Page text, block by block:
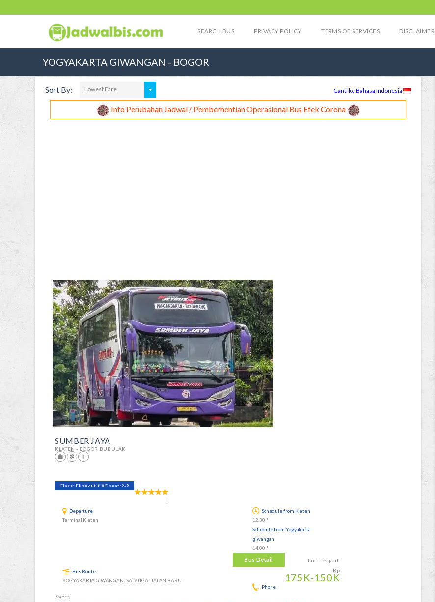
SEARCH BUS PRIVACY POLICY TERMS OF SERVICES DISCLAIMER
YOGYAKARTA GIWANGAN - BOGOR
Sort By: Lowest Fare Ganti ke Bahasa Indonesia
Info Perubahan Jadwal / Pemberhentian Operasional Bus Efek Corona
SUMBER JAYA
KLATEN - BOGOR BUBULAK
Class: Eksekutif AC seat:2-2
5
Departure
Terminal Klaten
Schedule from Klaten
12.30 *
Schedule from Yogyakarta
giwangan
14.00 *
Tarif Terjauh
Rp
175 K-150K
Bus Detail
Bus Route
YOGYAKARTA GIWANGAN- SALATIGA- JALAN BARU
Phone
Source: